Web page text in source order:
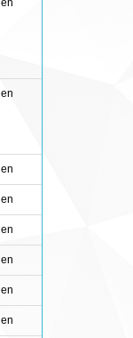
en
en
en
en
en
en
en
en